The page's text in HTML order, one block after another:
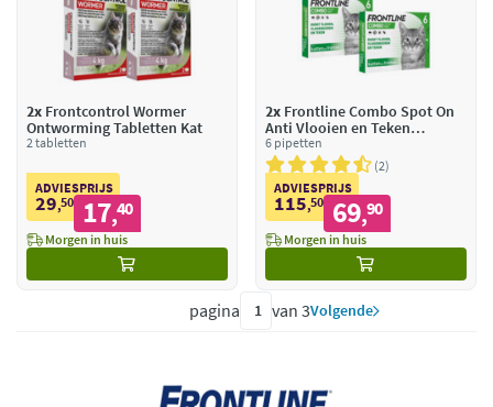
2x Frontcontrol Wormer
Ontworming Tabletten Kat
2 tabletten
ADVIESPRIJS
29,50 17,40
Morgen in huis
2xFrontline Combo Spot On
Anti Vlooien en Teken
Druppels Kat vanaf 1 kg
6 pipetten
2
ADVIESPRIJS
115,50 69,90
Morgen in huis
pagina van 3Volgende